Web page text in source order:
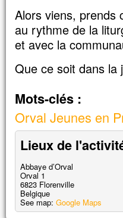
Alors viens, prends
au rythme de la
et avec la
Que ce soit dans la
Mots-clés :
Orval Jeunes en
Lieux de
Abbaye d’Orval
Orval 1
6823 Florenville
Belgique
See map: Google Maps